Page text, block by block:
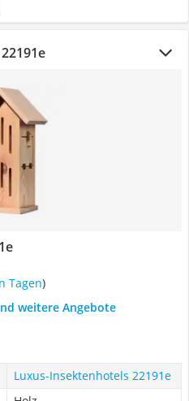
Tagen)
weitere Angebote
Luxus-Insektenhotels 22191e